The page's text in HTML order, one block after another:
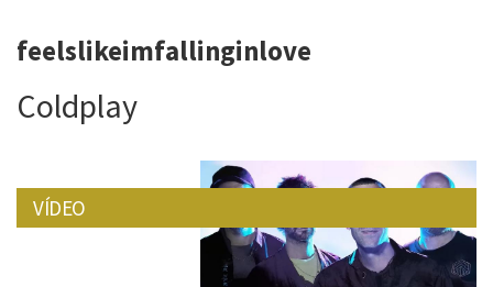
feelslikeimfallinginlove
Coldplay
VÍDEO